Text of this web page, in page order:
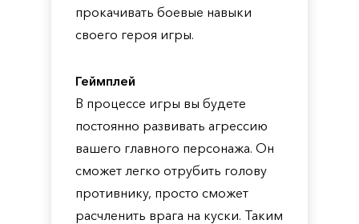
прокачивать боевые навыки
своего героя игры.
Геймплей
В процессе игры вы будете
постоянно развивать агрессию
вашего главного персонажа. Он
сможет легко отрубить голову
противнику, просто сможет
расчленить врага на куски. Таким